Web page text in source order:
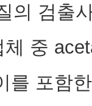
의 검출
중
를 포함